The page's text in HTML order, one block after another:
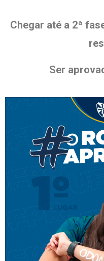
Chegar até a 2ª
Ser